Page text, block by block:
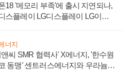
18 '메모리 부족'에 출시 지연되나,
스플레이 LG디스플레이 LG이노
너지
씨 SMR 협력사' X에너지, '한수원
동맹' 센트러스에너지와 우라늄